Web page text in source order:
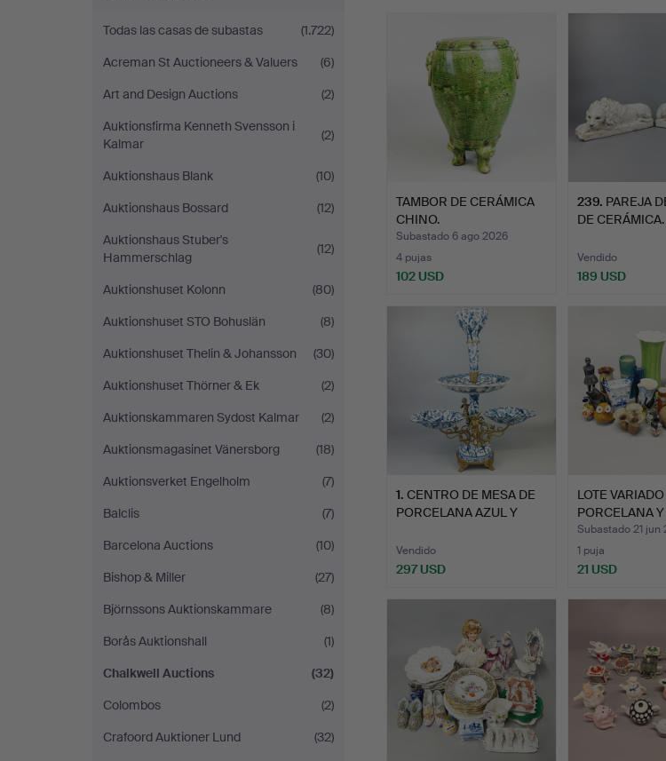
Todas las casas de subastas
(1.722)
Acreman St Auctioneers & Valuers
(6)
Art and Design Auctions
(2)
Auktionsfirma Kenneth Svensson i
Kalmar
(2)
Auktionshaus Blank
(10)
Auktionshaus Bossard
(12)
Auktionshaus Stuber's
Hammerschlag
(12)
Auktionshuset Kolonn
(80)
Auktionshuset STO Bohuslän
(8)
Auktionshuset Thelin & Johansson
(30)
Auktionshuset Thörner & Ek
(2)
Auktionskammaren Sydost Kalmar
(2)
Auktionsmagasinet Vänersborg
(18)
Auktionsverket Engelholm
(7)
Balclis
(7)
Barcelona Auctions
(10)
Bishop & Miller
(27)
Björnssons Auktionskammare
(8)
Borås Auktionshall
(1)
Chalkwell Auctions
(32)
Colombos
(2)
Crafoord Auktioner Lund
(32)
TAMBOR DE CERÁMICA
CHINO.
Subastado 6 ago 2026
4 pujas
102 USD
239. PAREJA
DE CERÁMICA.
Vendido
189 USD
1. CENTRO DE MESA DE
PORCELANA AZUL Y
Vendido
297 USD
LOTE
PORCELANA
Subastado 21 jun
1 puja
21 USD